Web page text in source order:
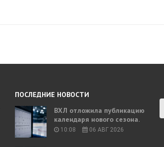
ПОСЛЕДНИЕ НОВОСТИ
ВХЛ отложила публикацию
календаря нового сезона.
10:08 06 АВГ 2026